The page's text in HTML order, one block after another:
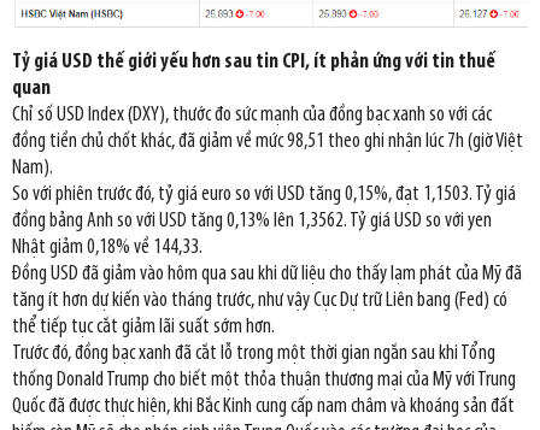
Tỷ giá USD thế giới yếu hơn sau tin CPI, ít phản ứng với tin thuế
quan
Chỉ số USD Index (DXY), thước đo sức mạnh của đồng bạc xanh so với các
đồng tiền chủ chốt khác, đã giảm về mức 98,51 theo ghi nhận lúc 7h (giờ Việt
Nam).
So với phiên trước đó, tỷ giá euro so với USD tăng 0,15%, đạt 1,1503. Tỷ giá
đồng bảng Anh so với USD tăng 0,13% lên 1,3562. Tỷ giá USD so với yen
Nhật giảm 0,18% về 144,33.
Đồng USD đã giảm vào hôm qua sau khi dữ liệu cho thấy lạm phát của Mỹ đã
tăng ít hơn dự kiến vào tháng trước, như vậy Cục Dự trữ Liên bang (Fed) có
thể tiếp tục cắt giảm lãi suất sớm hơn.
Trước đó, đồng bạc xanh đã cắt lỗ trong một thời gian ngắn sau khi Tổng
thống Donald Trump cho biết một thỏa thuận thương mại của Mỹ với Trung
Quốc đã được thực hiện, khi Bắc Kinh cung cấp nam châm và khoáng sản đất